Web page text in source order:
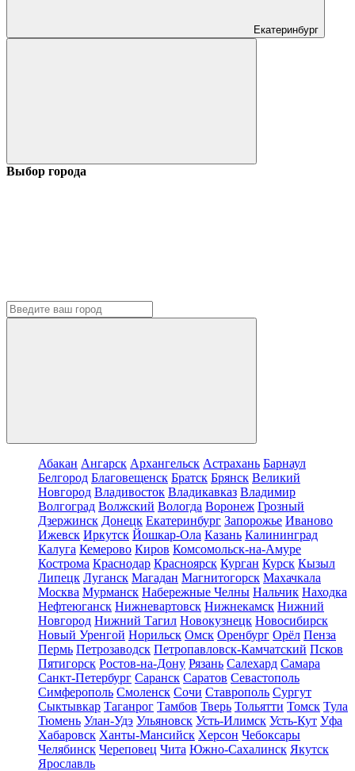
Екатеринбург
Выбор города
Абакан Ангарск Архангельск Астрахань Барнаул
Белгород Благовещенск Братск Брянск Великий
Новгород Владивосток Владикавказ Владимир
Волгоград Волжский Вологда Воронеж Грозный
Дзержинск Донецк Екатеринбург Запорожье Иваново
Ижевск Иркутск Йошкар-Ола Казань Калининград
Калуга Кемерово Киров Комсомольск-на-Амуре
Кострома Краснодар Красноярск Курган Курск Кызыл
Липецк Луганск Магадан Магнитогорск Махачкала
Москва Мурманск Набережные Челны Нальчик Находка
Нефтеюганск Нижневартовск Нижнекамск Нижний
Новгород Нижний Тагил Новокузнецк Новосибирск
Новый Уренгой Норильск Омск Оренбург Орёл Пенза
Пермь Петрозаводск Петропавловск-Камчатский Псков
Пятигорск Ростов-на-Дону Рязань Салехард Самара
Санкт-Петербург Саранск Саратов Севастополь
Симферополь Смоленск Сочи Ставрополь Сургут
Сыктывкар Таганрог Тамбов Тверь Тольятти Томск Тула
Тюмень Улан-Удэ Ульяновск Усть-Илимск Усть-Кут Уфа
Хабаровск Ханты-Мансийск Херсон Чебоксары
Челябинск Череповец Чита Южно-Сахалинск Якутск
Ярославль